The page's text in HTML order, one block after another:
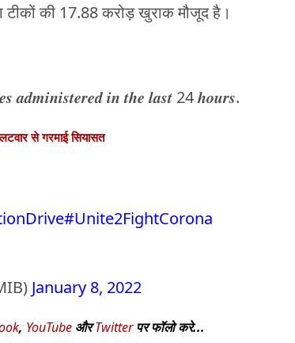
टीकों की 17.88 करोड़ खुराक मौजूद है।
𝒊𝒏 𝒕𝒉𝒆 𝒍𝒂𝒔𝒕 24 𝒉𝒐𝒖𝒓𝒔.
से गरमाई सियासत
#Unite2FightCorona
January 8, 2022
, YouTube औरTwitterपर फॉलो करे...